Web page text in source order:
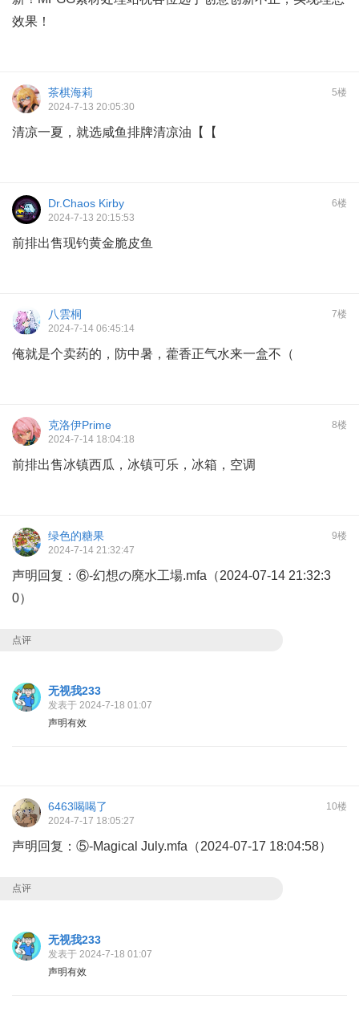
效果！
5楼
茶棋海莉
2024-7-13 20:05:30
清凉一夏，就选咸鱼排牌清凉油【【
6楼
Dr.Chaos Kirby
2024-7-13 20:15:53
前排出售现钓黄金脆皮鱼
7楼
八雲桐
2024-7-14 06:45:14
俺就是个卖药的，防中暑，藿香正气水来一盒不（
8楼
克洛伊Prime
2024-7-14 18:04:18
前排出售冰镇西瓜，冰镇可乐，冰箱，空调
9楼
绿色的糖果
2024-7-14 21:32:47
声明回复：⑥-幻想の廃水工場.mfa（2024-07-14 21:32:3
0）
点评
无视我233
发表于 2024-7-18 01:07
声明有效
10楼
6463喝喝了
2024-7-17 18:05:27
声明回复：⑤-Magical July.mfa（2024-07-17 18:04:58）
点评
无视我233
发表于 2024-7-18 01:07
声明有效